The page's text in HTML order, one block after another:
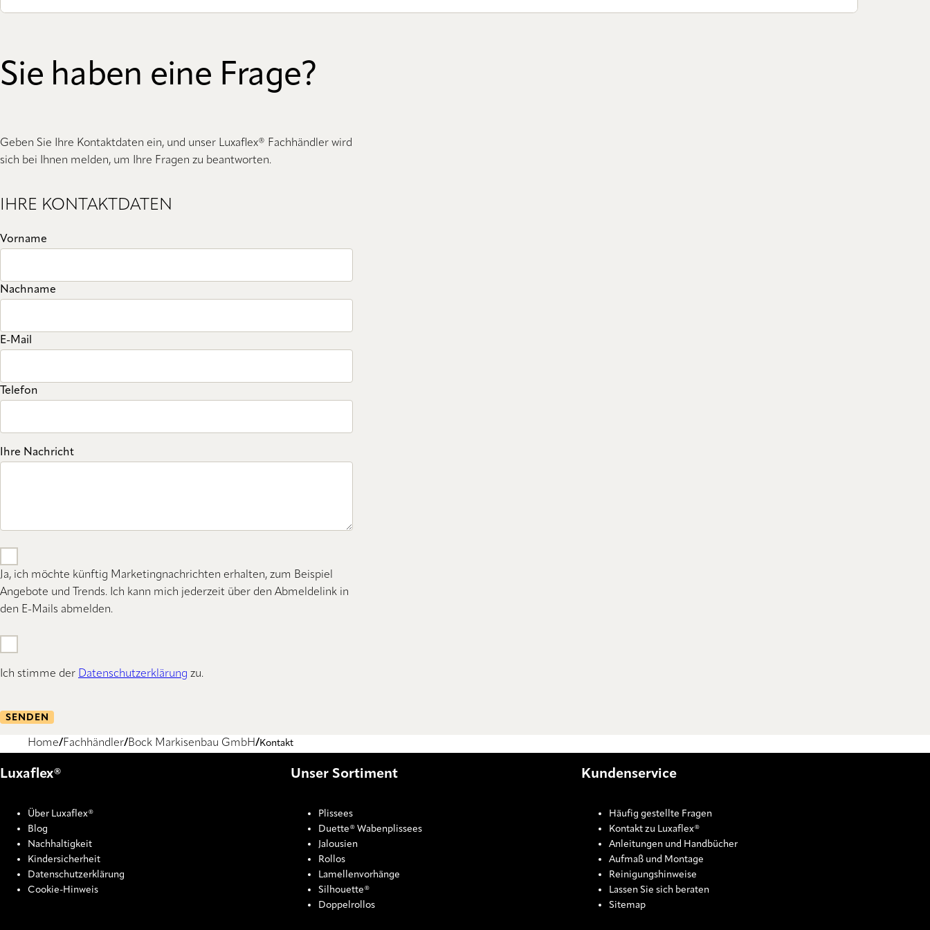
Sie haben eine Frage?
Geben Sie Ihre Kontaktdaten ein, und unser Luxaflex® Fachhändler wird
sich bei Ihnen melden, um Ihre Fragen zu beantworten.
IHRE KONTAKTDATEN
Vorname
Nachname
E-Mail
Telefon
Ihre Nachricht
Ja, ich möchte künftig Marketingnachrichten erhalten, zum Beispiel
Angebote und Trends. Ich kann mich jederzeit über den Abmeldelink in
den E-Mails abmelden.
Ich stimme der Datenschutzerklärung zu.
SENDEN
Home Fachhändler Bock Markisenbau GmbH Kontakt
Luxaflex®
Über Luxaflex®
Blog
Nachhaltigkeit
Kindersicherheit
Datenschutzerklärung
Cookie-Hinweis
Unser Sortiment
Plissees
Duette® Wabenplissees
Jalousien
Rollos
Lamellenvorhänge
Silhouette®
Doppelrollos
Kundenservice
Häufig gestellte Fragen
Kontakt zu Luxaflex®
Anleitungen und Handbücher
Aufmaß und Montage
Reinigungshinweise
Lassen Sie sich beraten
Sitemap